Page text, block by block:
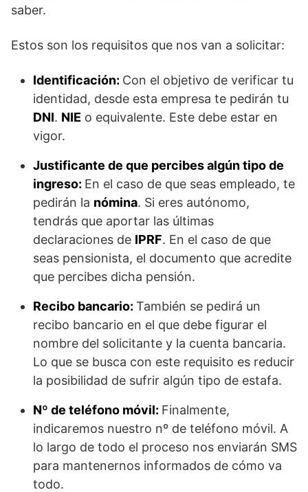
saber.
Estos son los requisitos que nos van a solicitar:
Identificación: Con el objetivo de verificar tu
identidad, desde esta empresa te pedirán tu
DNI. NIE o equivalente. Este debe estar en
vigor.
Justificante de que percibes algún tipo de
ingreso: En el caso de que seas empleado, te
pedirán la nómina. Si eres autónomo,
tendrás que aportar las últimas
declaraciones de IPRF. En el caso de que
seas pensionista, el documento que acredite
que percibes dicha pensión.
Recibo bancario: También se pedirá un
recibo bancario en el que debe figurar el
nombre del solicitante y la cuenta bancaria.
Lo que se busca con este requisito es reducir
la posibilidad de sufrir algún tipo de estafa.
Nº de teléfono móvil: Finalmente,
indicaremos nuestro nº de teléfono móvil. A
lo largo de todo el proceso nos enviarán SMS
para mantenernos informados de cómo va
todo.